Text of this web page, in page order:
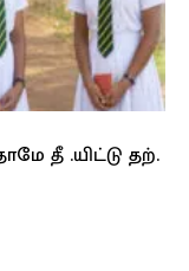
தீ .யிட்டு தற்.